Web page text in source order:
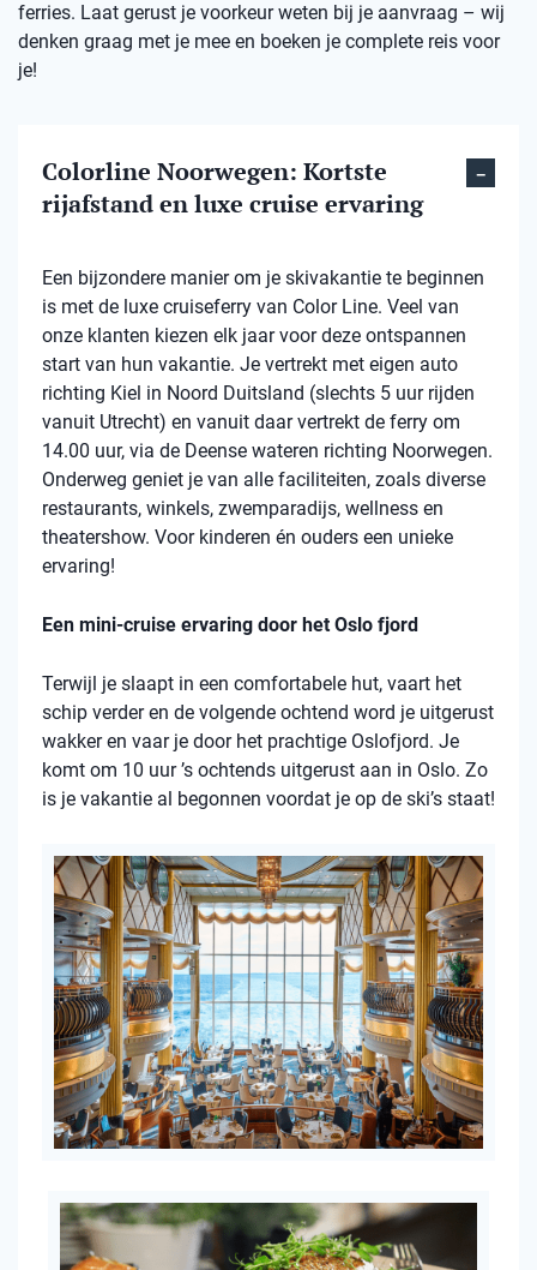
ferries. Laat gerust je voorkeur weten bij je aanvraag – wij
denken graag met je mee en boeken je complete reis voor
je!
Colorline Noorwegen: Kortste
rijafstand en luxe cruise ervaring
Een bijzondere manier om je skivakantie te beginnen
is met de luxe cruiseferry van Color Line. Veel van
onze klanten kiezen elk jaar voor deze ontspannen
start van hun vakantie. Je vertrekt met eigen auto
richting Kiel in Noord Duitsland (slechts 5 uur rijden
vanuit Utrecht) en vanuit daar vertrekt de ferry om
14.00 uur, via de Deense wateren richting Noorwegen.
Onderweg geniet je van alle faciliteiten, zoals diverse
restaurants, winkels, zwemparadijs, wellness en
theatershow. Voor kinderen én ouders een unieke
ervaring!
Een mini-cruise ervaring door het Oslo fjord
Terwijl je slaapt in een comfortabele hut, vaart het
schip verder en de volgende ochtend word je uitgerust
wakker en vaar je door het prachtige Oslofjord. Je
komt om 10 uur ’s ochtends uitgerust aan in Oslo. Zo
is je vakantie al begonnen voordat je op de ski’s staat!